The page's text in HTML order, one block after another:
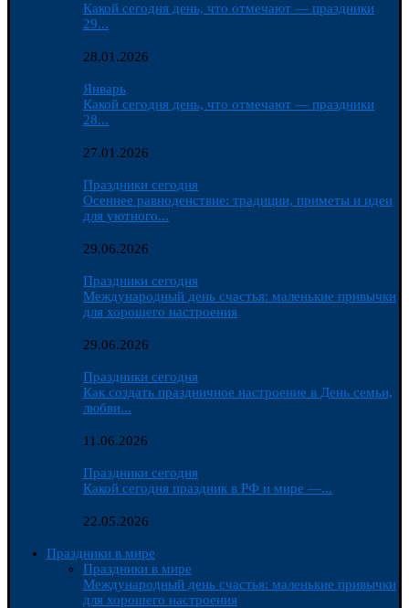
Какой сегодня день, что отмечают — праздники
29...
28.01.2026
Январь
Какой сегодня день, что отмечают — праздники
28...
27.01.2026
Праздники сегодня
Осеннее равноденствие: традиции, приметы и идеи
для уютного...
29.06.2026
Праздники сегодня
Международный день счастья: маленькие привычки
для хорошего настроения
29.06.2026
Праздники сегодня
Как создать праздничное настроение в День семьи,
любви...
11.06.2026
Праздники сегодня
Какой сегодня праздник в РФ и мире —...
22.05.2026
Праздники в мире
Праздники в мире
Международный день счастья: маленькие привычки
для хорошего настроения